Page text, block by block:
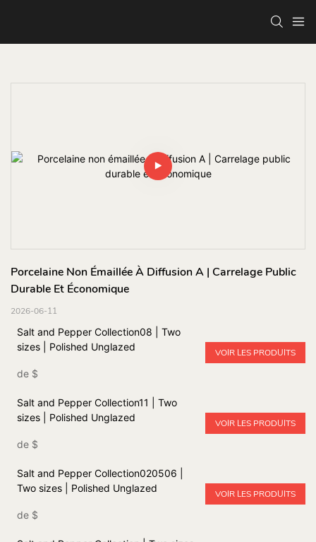
Porcelaine Non Émaillée À Diffusion A | Carrelage Public
Durable Et Économique
2026-06-11
Salt and Pepper Collection08 | Two
sizes | Polished Unglazed
de $
VOIR LES PRODUITS
Salt and Pepper Collection11 | Two
sizes | Polished Unglazed
de $
VOIR LES PRODUITS
Salt and Pepper Collection020506 |
Two sizes | Polished Unglazed
de $
VOIR LES PRODUITS